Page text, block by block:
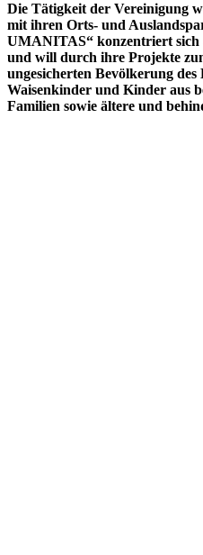
Die Tätigkeit der Vereinigung
mit ihren Orts- und
UMANITAS“ konzentriert sich
und will durch ihre Projekte
ungesicherten Bevölkerung
Waisenkinder und Kinder aus
Familien sowie ältere und